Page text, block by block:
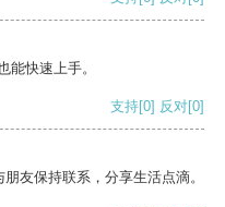
能快速上手。
支持[0] 反对[0]
友保持联系，分享生活点滴。